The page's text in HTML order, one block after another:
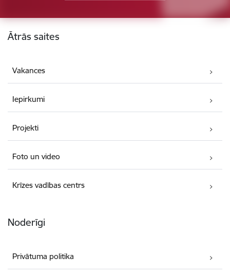
Kājene
Ātrās saites
Vakances
Iepirkumi
Projekti
Foto un video
Krīzes vadības centrs
Noderīgi
Privātuma politika